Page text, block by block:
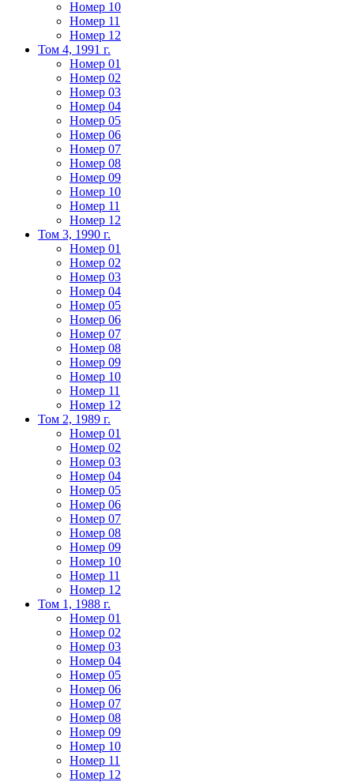
Номер 10
Номер 11
Номер 12
Том 4, 1991 г.
Номер 01
Номер 02
Номер 03
Номер 04
Номер 05
Номер 06
Номер 07
Номер 08
Номер 09
Номер 10
Номер 11
Номер 12
Том 3, 1990 г.
Номер 01
Номер 02
Номер 03
Номер 04
Номер 05
Номер 06
Номер 07
Номер 08
Номер 09
Номер 10
Номер 11
Номер 12
Том 2, 1989 г.
Номер 01
Номер 02
Номер 03
Номер 04
Номер 05
Номер 06
Номер 07
Номер 08
Номер 09
Номер 10
Номер 11
Номер 12
Том 1, 1988 г.
Номер 01
Номер 02
Номер 03
Номер 04
Номер 05
Номер 06
Номер 07
Номер 08
Номер 09
Номер 10
Номер 11
Номер 12